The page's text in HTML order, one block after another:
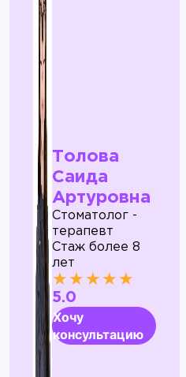
Толова
Саида
Артуровна
Стоматолог -
терапевт
Стаж более 8
лет
★★★★★
5.0
Хочу
консультацию